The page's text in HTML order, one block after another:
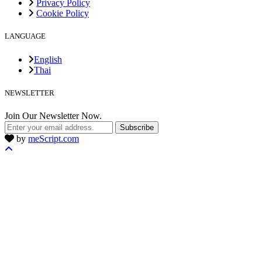
Privacy Policy
Cookie Policy
LANGUAGE
English
Thai
NEWSLETTER
Join Our Newsletter Now.
Subscribe
by meScript.com